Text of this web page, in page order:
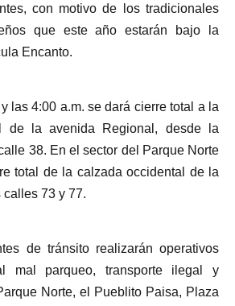
con motivo de los tradicionales
que este año estarán bajo la
Encanto.
las 4:00 a.m. se dará cierre total a la
de la avenida Regional, desde la
38. En el sector del Parque Norte
total de la calzada occidental de la
calles 73 y 77.
de tránsito realizarán operativos
mal parqueo, transporte ilegal y
Norte, el Pueblito Paisa, Plaza